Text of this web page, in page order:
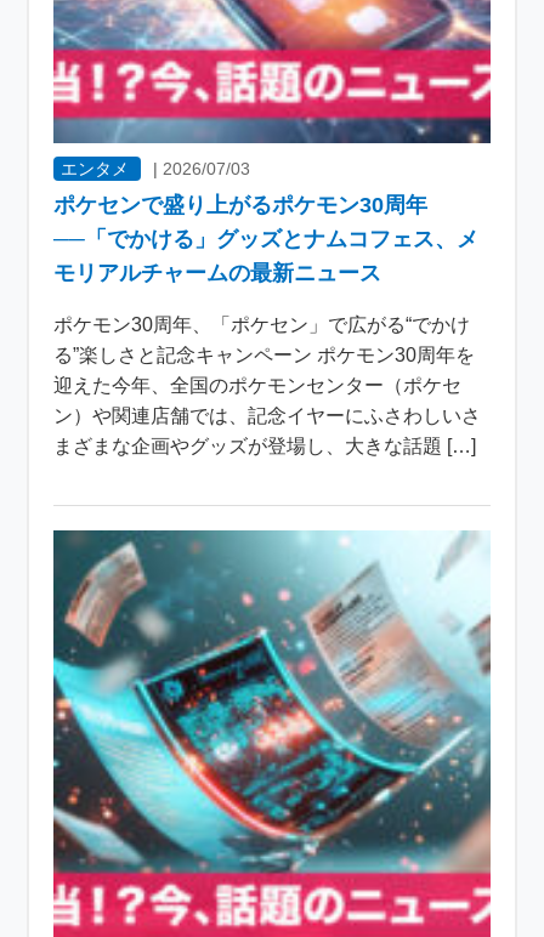
エンタメ | 2026/07/03
ポケセンで盛り上がるポケモン30周年
──「でかける」グッズとナムコフェス、メ
モリアルチャームの最新ニュース
ポケモン30周年、「ポケセン」で広がる“でかけ
る”楽しさと記念キャンペーン ポケモン30周年を
迎えた今年、全国のポケモンセンター（ポケセ
ン）や関連店舗では、記念イヤーにふさわしいさ
まざまな企画やグッズが登場し、大きな話題 […]